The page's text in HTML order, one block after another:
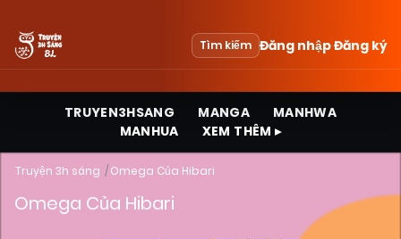
Tìm kiếm Đăng nhậpĐăng ký
TRUYEN3HSANG MANGA
MANHWA
MANHUA
XEM THÊM ▸
Truyện 3h sáng Omega Của Hibari
Omega Của Hibari